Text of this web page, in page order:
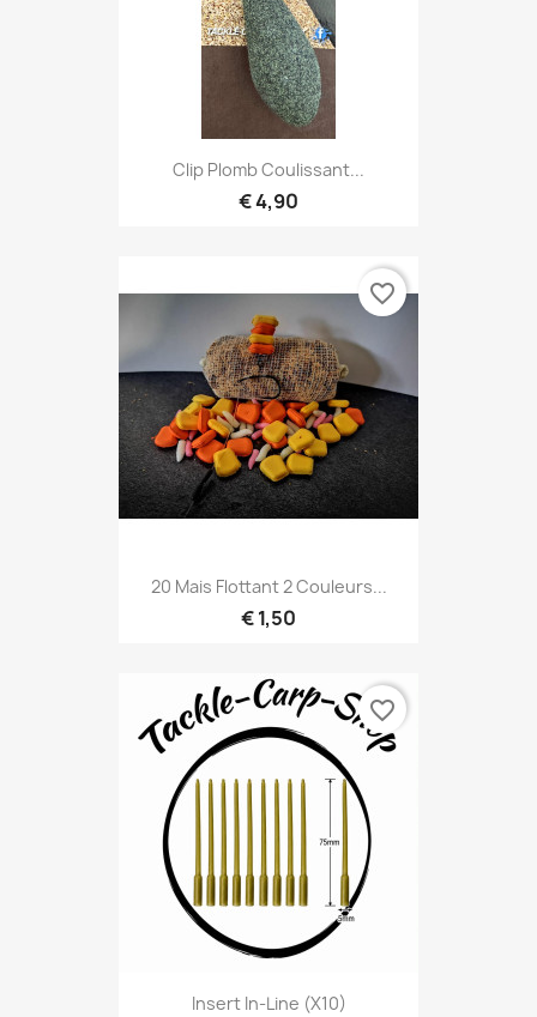
Clip Plomb Coulissant...
€ 4,90
20 Mais Flottant 2 Couleurs...
€ 1,50
favorite_border
Insert In-Line (X10)
favorite_border